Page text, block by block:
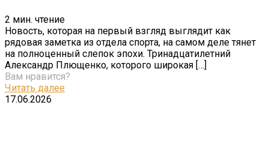
2 мин. чтение
Новость, которая на первый взгляд выглядит как
рядовая заметка из отдела спорта, на самом деле тянет
на полноценный слепок эпохи. Тринадцатилетний
Александр Плющенко, которого широкая […]
Вам нравится?
Читать далее
17.06.2026